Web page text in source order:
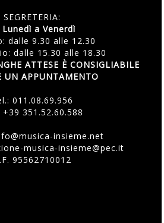
SEGRETERIA:
Lunedì a Venerdì
dalle 9.30 alle 12.30
dalle 15.30 alle 18.30
ATTESE È CONSIGLIABILE
UN APPUNTAMENTO
011.08.69.956
+39 351.52.60.588
insieme.net
musica-insieme@pec.it
95562710012